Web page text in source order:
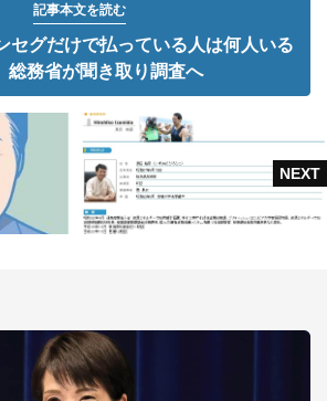
記事本文を読む
セグだけで払っている人は何人いる
務省が聞き取り調査へ